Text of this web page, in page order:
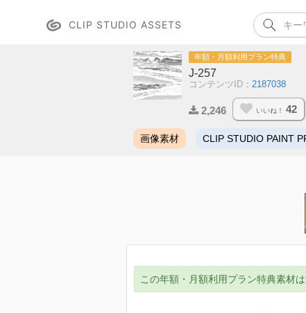
CLIP STUDIO ASSETS
年額・月額利用プラン特典
J-257
コンテンツID： 2187038
2,246 いいね！ 42
画像素材 CLIP STUDIO PAINT
この年額・月額利用プラン特典素材